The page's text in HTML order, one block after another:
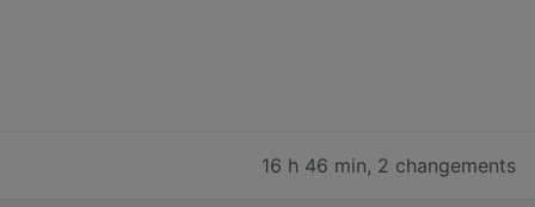
16 h 46 min, 2 changements